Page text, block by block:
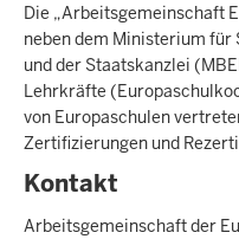
Die „Arbeitsgemeinschaft
neben dem Ministerium für
und der Staatskanzlei
Lehrkräfte
von Europaschulen
Zertifizierungen und
Kontakt
Arbeitsgemeinschaft der